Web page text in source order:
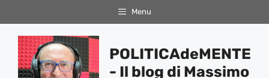
al
contenuto
Menu
POLITICAdeMENTE
- Il blog di Massimo